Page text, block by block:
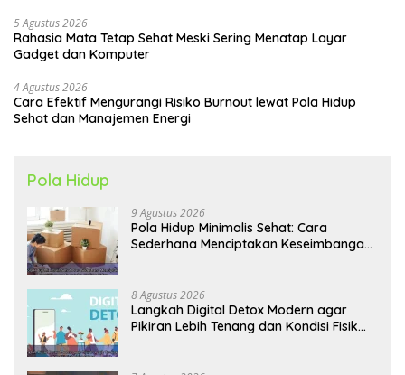
5 Agustus 2026
Rahasia Mata Tetap Sehat Meski Sering Menatap Layar
Gadget dan Komputer
4 Agustus 2026
Cara Efektif Mengurangi Risiko Burnout lewat Pola Hidup
Sehat dan Manajemen Energi
Pola Hidup
9 Agustus 2026
Pola Hidup Minimalis Sehat: Cara
Sederhana Menciptakan Keseimbangan
8 Agustus 2026
Langkah Digital Detox Modern agar
Pikiran Lebih Tenang dan Kondisi Fisik